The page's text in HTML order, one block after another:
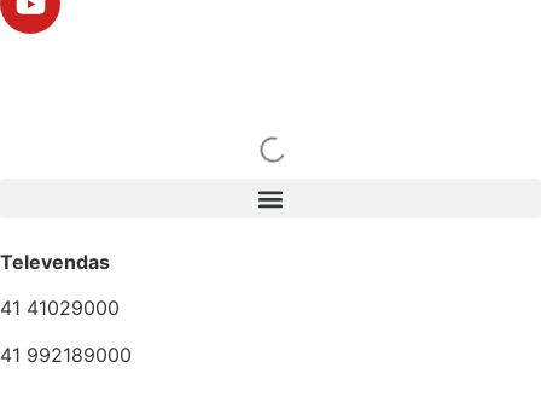
Televendas
41 41029000
41 992189000